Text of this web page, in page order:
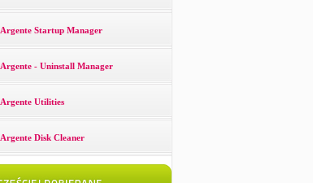
Argente Startup Manager
Argente - Uninstall Manager
Argente Utilities
Argente Disk Cleaner